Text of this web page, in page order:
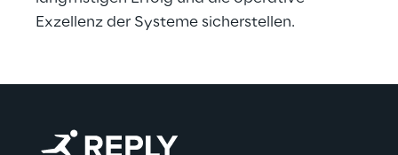
Exzellenz der Systeme sicherstellen.